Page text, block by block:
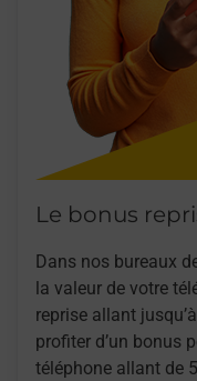
Le bonus
Dans nos bureaux
la valeur de votre
reprise allant
profiter d’un bonus
téléphone allant de